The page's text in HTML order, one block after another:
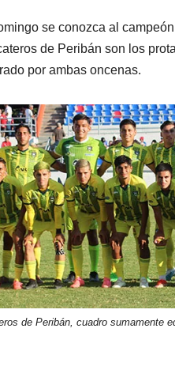
se conozca al
de Peribán son los
por ambas oncenas.
de Peribán, cuadro sumamente